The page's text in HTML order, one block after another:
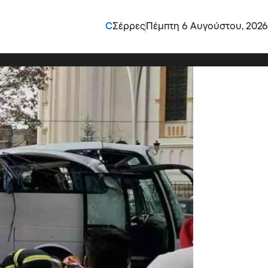
CΣέρρες Πέμπτη 6 Αυγούστου, 2026